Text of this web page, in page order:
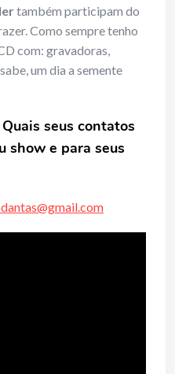
também participam do
Como sempre tenho
com: gravadoras,
um dia a semente
seus contatos
show e para seus